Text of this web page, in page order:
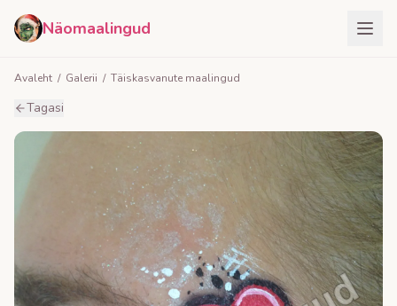
Näomaalingud
Avaleht / Galerii / Täiskasvanute maalingud
Tagasi